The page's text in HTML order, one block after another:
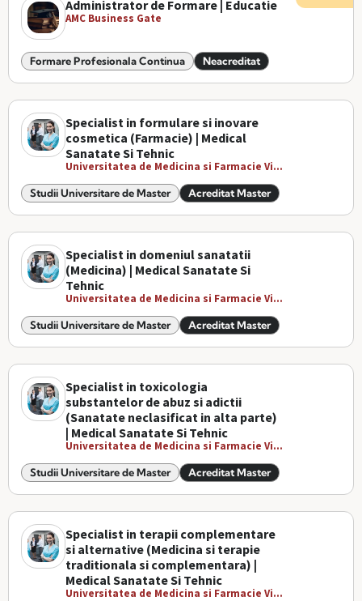
Administrator de Formare | Educatie
AMC Business Gate
Formare Profesionala Continua Neacreditat
Specialist in formulare si inovare
cosmetica (Farmacie) | Medical
Sanatate Si Tehnic
Universitatea de Medicina si Farmacie Vi...
Studii Universitare de Master Acreditat Master
Specialist in domeniul sanatatii
(Medicina) | Medical Sanatate Si
Tehnic
Universitatea de Medicina si Farmacie Vi...
Studii Universitare de Master Acreditat Master
Specialist in toxicologia
substantelor de abuz si adictii
(Sanatate neclasificat in alta parte)
| Medical Sanatate Si Tehnic
Universitatea de Medicina si Farmacie Vi...
Studii Universitare de Master Acreditat Master
Specialist in terapii complementare
si alternative (Medicina si terapie
traditionala si complementara) |
Medical Sanatate Si Tehnic
Universitatea de Medicina si Farmacie Vi...